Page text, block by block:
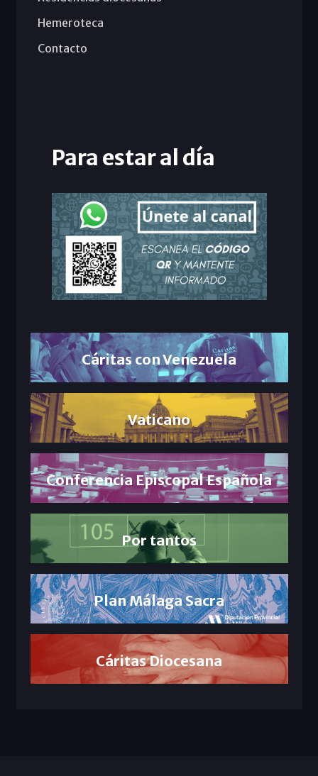
Hemeroteca
Contacto
Para estar al día
Cáritas con Venezuela
Vaticano
Conferencia Episcopal Española
Por tantos
Plan Málaga Sacra
Cáritas Diocesana